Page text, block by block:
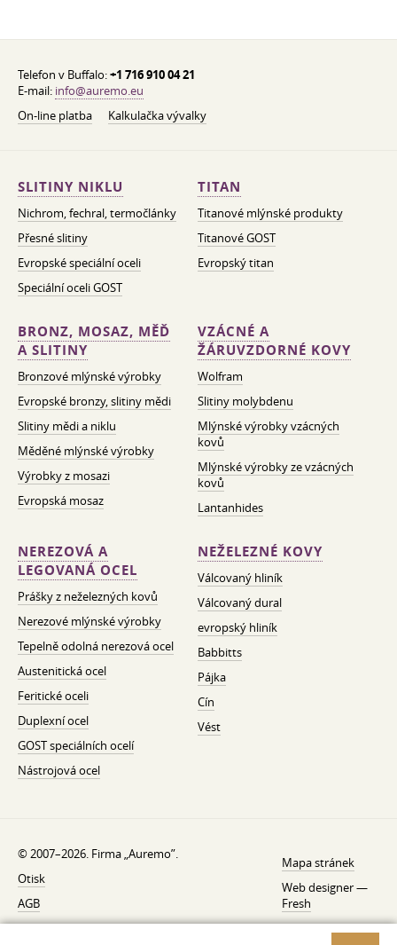
Telefon v Buffalo:+1 716 910 04 21
E-mail: info@auremo.eu
On-line platba
Kalkulačka vývalky
SLITINY NIKLU
Nichrom, fechral, termočlánky
Přesné slitiny
Evropské speciální oceli
Speciální oceli GOST
TITAN
Titanové mlýnské produkty
Titanové GOST
Evropský titan
BRONZ, MOSAZ, MĚĎ
A SLITINY
Bronzové mlýnské výrobky
Evropské bronzy, slitiny mědi
Slitiny mědi a niklu
Měděné mlýnské výrobky
Výrobky z mosazi
Evropská mosaz
VZÁCNÉ A
ŽÁRUVZDORNÉ KOVY
Wolfram
Slitiny molybdenu
Mlýnské výrobky vzácných
kovů
Mlýnské výrobky ze vzácných
kovů
Lantanhides
NEREZOVÁ A
LEGOVANÁ OCEL
Prášky z neželezných kovů
Nerezové mlýnské výrobky
Tepelně odolná nerezová ocel
Austenitická ocel
Feritické oceli
Duplexní ocel
GOST speciálních ocelí
Nástrojová ocel
NEŽELEZNÉ KOVY
Válcovaný hliník
Válcovaný dural
evropský hliník
Babbitts
Pájka
Cín
Vést
© 2007–2026. Firma „Auremo”.
Otisk
AGB
O nás
Mapa stránek
Web designer —
Fresh